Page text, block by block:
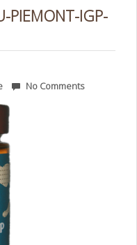
PIEMONT-IGP-
No Comments